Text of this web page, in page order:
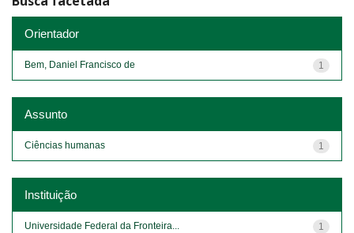
Orientador
1
Bem, Daniel Francisco de
Assunto
1
Ciências humanas
Instituição
1
Universidade Federal da Fronteira...